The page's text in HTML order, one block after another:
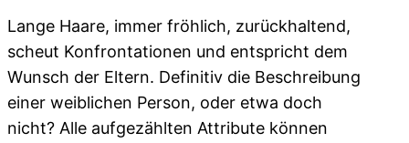
Lange Haare, immer fröhlich, zurückhaltend,
scheut Konfrontationen und entspricht dem
Wunsch der Eltern. Definitiv die Beschreibung
einer weiblichen Person, oder etwa doch
nicht? Alle aufgezählten Attribute können